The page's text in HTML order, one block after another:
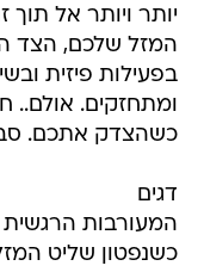
יותר ויותר אל תוך
המזל שלכם, הצד
בפעילות פיזית
ומתחזקים. אולם..
כשהצדק אתכם.
דגים
המעורבות
כשנפטון שליט